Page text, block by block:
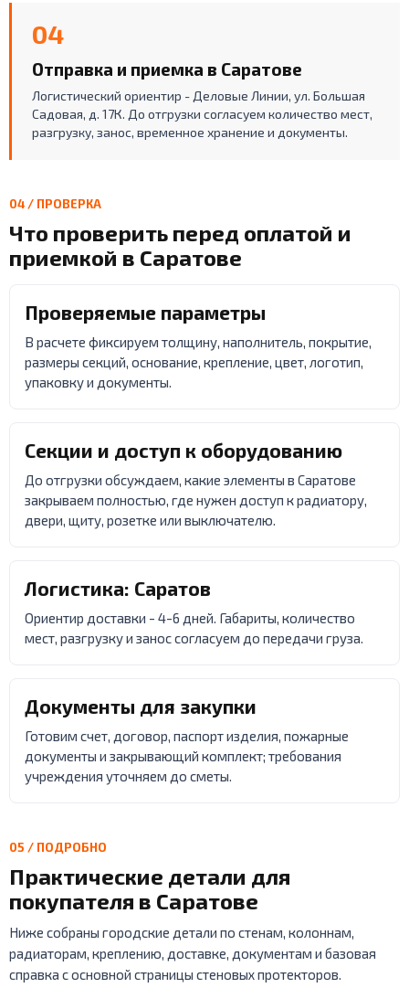
04
Отправка и приемка в Саратове
Логистический ориентир - Деловые Линии, ул. Большая
Садовая, д. 17К. До отгрузки согласуем количество мест,
разгрузку, занос, временное хранение и документы.
04 / ПРОВЕРКА
Что проверить перед оплатой и
приемкой в Саратове
Проверяемые параметры
В расчете фиксируем толщину, наполнитель, покрытие,
размеры секций, основание, крепление, цвет, логотип,
упаковку и документы.
Секции и доступ к оборудованию
До отгрузки обсуждаем, какие элементы в Саратове
закрываем полностью, где нужен доступ к радиатору,
двери, щиту, розетке или выключателю.
Логистика: Саратов
Ориентир доставки - 4-6 дней. Габариты, количество
мест, разгрузку и занос согласуем до передачи груза.
Документы для закупки
Готовим счет, договор, паспорт изделия, пожарные
документы и закрывающий комплект; требования
учреждения уточняем до сметы.
05 / ПОДРОБНО
Практические детали для
покупателя в Саратове
Ниже собраны городские детали по стенам, колоннам,
радиаторам, креплению, доставке, документам и базовая
справка с основной страницы стеновых протекторов.